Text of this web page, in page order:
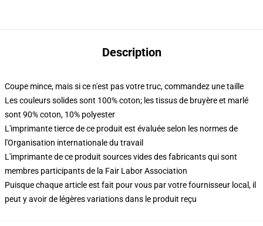
Description
Coupe mince, mais si ce n'est pas votre truc, commandez une taille
Les couleurs solides sont 100% coton; les tissus de bruyère et marlé
sont 90% coton, 10% polyester
L'imprimante tierce de ce produit est évaluée selon les normes de
l'Organisation internationale du travail
L'imprimante de ce produit sources vides des fabricants qui sont
membres participants de la Fair Labor Association
Puisque chaque article est fait pour vous par votre fournisseur local, il
peut y avoir de légères variations dans le produit reçu